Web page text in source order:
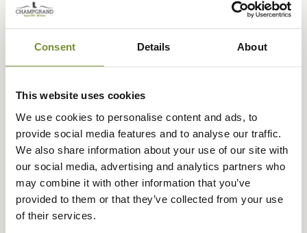
Consent Details About
This website uses cookies
We use cookies to personalise content and ads, to
provide social media features and to analyse our traffic.
We also share information about your use of our site with
our social media, advertising and analytics partners who
may combine it with other information that you’ve
provided to them or that they’ve collected from your use
of their services.
Expédié dans
la journée
Échange ou
retour sous
90 jours
Paiement
sécurisé
Paiement en
3 fois dès 100
Description
Alexandre Mareuil vous propose ce superbe cartable en
cuir parfait pour transporter vos dossiers et ordinateur.
Ce cartable Alexandre Mareuil est équipé de 2 soufflets,